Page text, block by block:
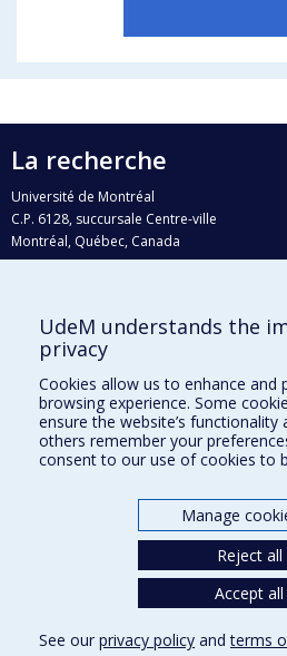
La recherche
Université de Montréal
C.P. 6128, succursale Centre-ville
Montréal, Québec, Canada
H3C 3J7
Qui fait quoi?
Nous trouver
Plan du site
Accessibilité
UdeM understands the
privacy
Cookies allow us to enhance and
browsing experience. Some
ensure the website’s functionality
others remember your
consent to our use of cookies to
Manage
Reject all
Accept all
See our privacy policy andterms